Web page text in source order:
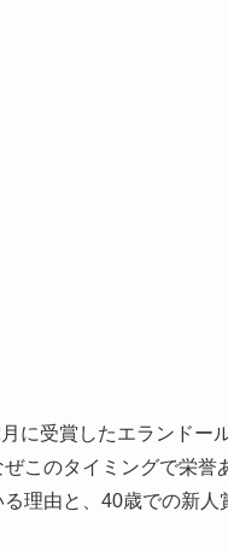
に受賞したエランド
このタイミングで栄
理由と、40歳での新